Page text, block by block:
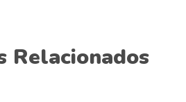
Relacionados